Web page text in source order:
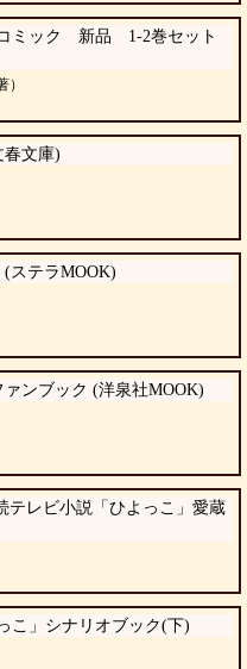
ミック 新品 1-2巻セット
春文庫)
ステラMOOK)
ンブック (洋泉社MOOK)
テレビ小説「ひよっこ」愛蔵
こ」シナリオブック(下)